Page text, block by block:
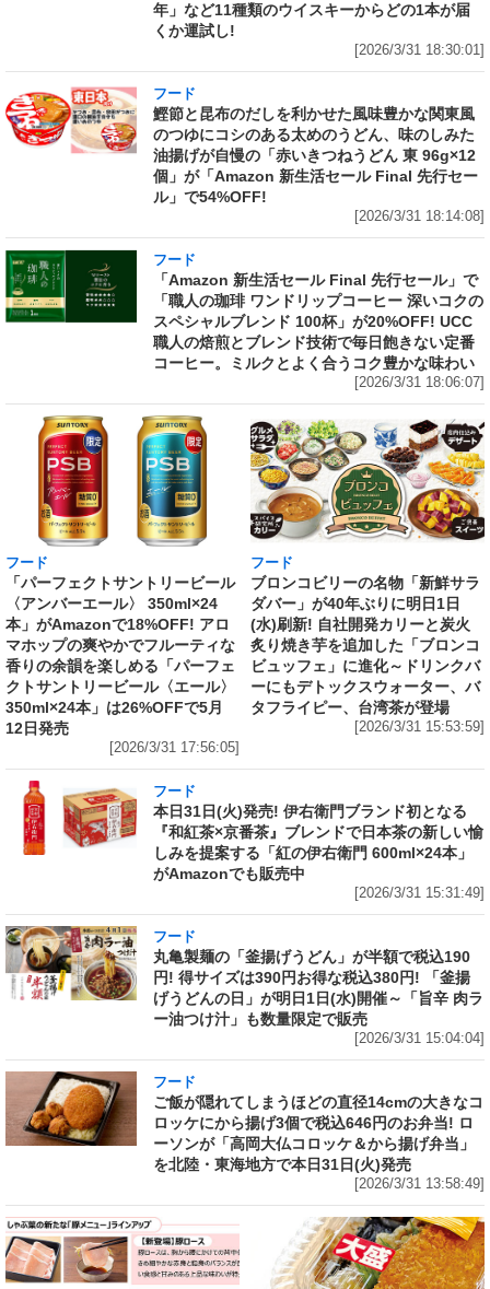
年」など11種類のウイスキーからどの1本が届
くか運試し!
[2026/3/31 18:30:01]
フード
鰹節と昆布のだしを利かせた風味豊かな関東風
のつゆにコシのある太めのうどん、味のしみた
油揚げが自慢の「赤いきつねうどん 東 96g×12
個」が「Amazon 新生活セール Final 先行セー
ル」で54%OFF!
[2026/3/31 18:14:08]
フード
「Amazon 新生活セール Final 先行セール」で
「職人の珈琲 ワンドリップコーヒー 深いコクの
スペシャルブレンド 100杯」が20%OFF! UCC
職人の焙煎とブレンド技術で毎日飽きない定番
コーヒー。ミルクとよく合うコク豊かな味わい
[2026/3/31 18:06:07]
フード
「パーフェクトサントリービール
〈アンバーエール〉 350ml×24
本」がAmazonで18%OFF! アロ
マホップの爽やかでフルーティな
香りの余韻を楽しめる「パーフェ
クトサントリービール〈エール〉
350ml×24本」は26%OFFで5月
12日発売
[2026/3/31 17:56:05]
フード
ブロンコビリーの名物「新鮮サラ
ダバー」が40年ぶりに明日1日
(水)刷新! 自社開発カリーと炭火
炙り焼き芋を追加した「ブロンコ
ビュッフェ」に進化～ドリンクバ
ーにもデトックスウォーター、バ
タフライピー、台湾茶が登場
[2026/3/31 15:53:59]
フード
本日31日(火)発売! 伊右衛門ブランド初となる
『和紅茶×京番茶』ブレンドで日本茶の新しい愉
しみを提案する「紅の伊右衛門 600ml×24本」
がAmazonでも販売中
[2026/3/31 15:31:49]
フード
丸亀製麺の「釜揚げうどん」が半額で税込190
円! 得サイズは390円お得な税込380円! 「釜揚
げうどんの日」が明日1日(水)開催～「旨辛 肉ラ
ー油つけ汁」も数量限定で販売
[2026/3/31 15:04:04]
フード
ご飯が隠れてしまうほどの直径14cmの大きなコ
ロッケにから揚げ3個で税込646円のお弁当! ロ
ーソンが「高岡大仏コロッケ＆から揚げ弁当」
を北陸・東海地方で本日31日(火)発売
[2026/3/31 13:58:49]